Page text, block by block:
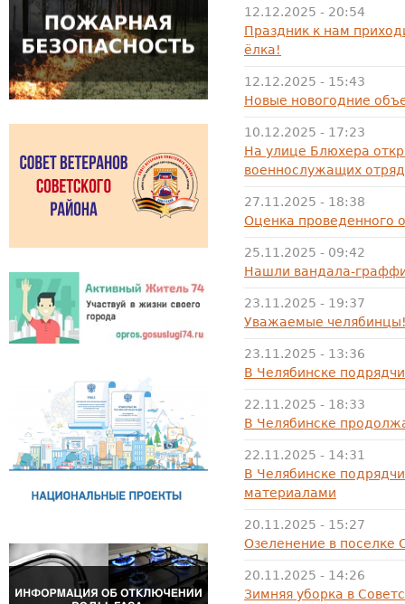
12.12.2025 - 20:54
Праздник к нам
ёлка!
12.12.2025 - 15:43
Новые новогодние
10.12.2025 - 17:23
На улице Блюхера
военнослужащих
27.11.2025 - 18:38
Оценка проведенного
25.11.2025 - 09:42
Нашли вандала-
23.11.2025 - 19:37
Уважаемые
23.11.2025 - 13:36
В Челябинске
22.11.2025 - 18:33
В Челябинске
22.11.2025 - 14:31
В Челябинске
материалами
20.11.2025 - 15:27
Озеленение в поселке
20.11.2025 - 14:26
Зимняя уборка в